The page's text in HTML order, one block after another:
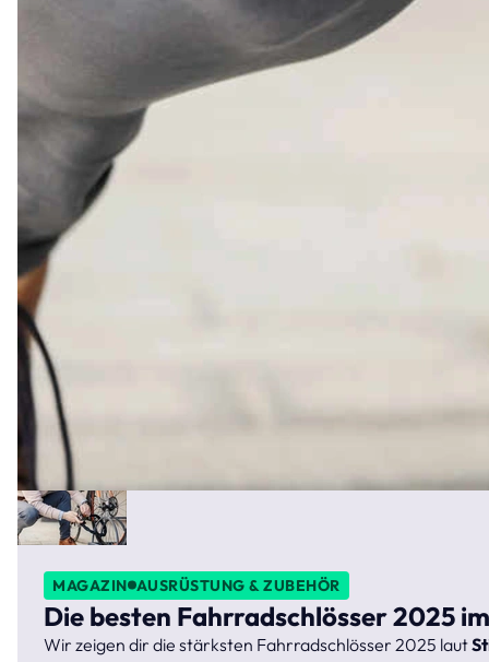
MAGAZIN AUSRÜSTUNG & ZUBEHÖR
Die besten Fahrradschlösser 2025
Wir zeigen dir die stärksten Fahrradschlösser 2025 laut